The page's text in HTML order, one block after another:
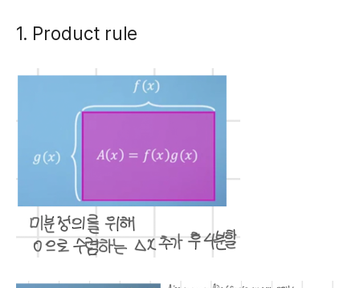
1. Product rule